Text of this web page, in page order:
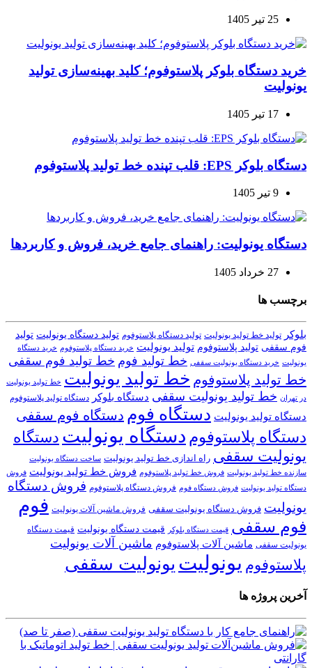
25 تیر 1405
خرید دستگاه بلوکر پلاستوفوم؛ کلید بهینه‌سازی تولید
یونولیت
17 تیر 1405
دستگاه بلوکر EPS: قلب تپنده خط تولید پلاستوفوم
9 تیر 1405
دستگاه یونولیت: راهنمای جامع خرید، فروش و کاربردها
27 خرداد 1405
برچسب ها
بلوکر تولید خط تولید یونولیت تولید دستگاه پلاستوفوم تولید دستگاه یونولیت تولید
فوم سقفی تولید پلاستوفوم تولید یونولیت خرید دستگاه پلاستوفوم خرید دستگاه
یونولیت خرید دستگاه یونولیت سقفی خط تولید فوم خط تولید فوم سقفی
خط تولید پلاستوفوم خط تولید یونولیت خط تولید یونولیت
در تهران خط تولید یونولیت سقفی دستگاه بلوکر دستگاه تولید پلاستوفوم
دستگاه تولید یونولیت دستگاه فوم دستگاه فوم سقفی
دستگاه پلاستوفوم دستگاه یونولیت دستگاه
یونولیت سقفی راه اندازی خط تولید یونولیت ساخت دستگاه یونولیت
سازنده خط تولید یونولیت فروش خط تولید پلاستوفوم فروش خط تولید یونولیت فروش
دستگاه تولید یونولیت فروش دستگاه فوم فروش دستگاه پلاستوفوم فروش دستگاه
یونولیت فروش دستگاه یونولیت سقفی فروش ماشین آلات یونولیت فوم
فوم سقفی قیمت دستگاه بلوکر قیمت دستگاه یونولیت قیمت دستگاه
یونولیت سقفی ماشین آلات پلاستوفوم ماشین آلات یونولیت
پلاستوفوم یونولیت یونولیت سقفی
آخرین پروژه ها